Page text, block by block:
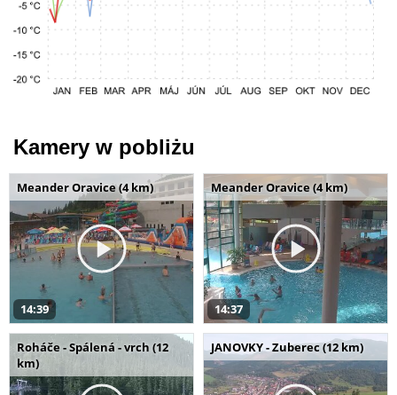
Kamery w pobliżu
Meander Oravice (4 km)
14:39
Meander Oravice (4 km)
14:37
Roháče - Spálená - vrch (12
km)
JANOVKY - Zuberec (12 km)